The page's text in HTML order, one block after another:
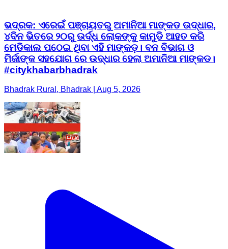
ଭଦ୍ରକ: ଏରେଇଁ ପଞ୍ଚାୟତରୁ ଅମାନିଆ ମାଙ୍କଡ ଉଦ୍ଧାର,
୪ଦିନ ଭିତରେ ୨୦ରୁ ଉର୍ଦ୍ଧ ଲୋକଙ୍କୁ କାମୁଡି ଆହତ କରି
ମେଡିକାଲ ପଠେଇ ଥିବା ଏହି ମାଙ୍କଡ଼। ବନ ବିଭାଗ ଓ
ମିର୍ଜାଙ୍କ ସହଯୋଗ ରେ ଉଦ୍ଧାର ହେଲା ଅମାନିଆ ମାଙ୍କଡ।
#citykhabarbhadrak
Bhadrak Rural, Bhadrak | Aug 5, 2026